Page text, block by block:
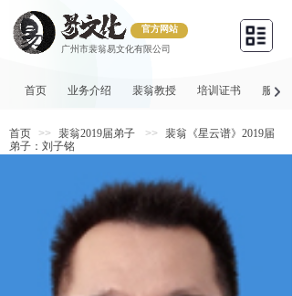
广州市裴翁易文化有限公司
官方网站
首页 业务介绍 裴翁教授 培训证书 服务
首页 >> 裴翁2019届弟子 >>
裴翁《星云谱》2019届
弟子：刘子铭